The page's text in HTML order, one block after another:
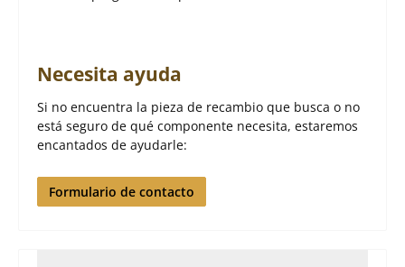
Necesita ayuda
Si no encuentra la pieza de recambio que busca o no
está seguro de qué componente necesita, estaremos
encantados de ayudarle:
Formulario de contacto